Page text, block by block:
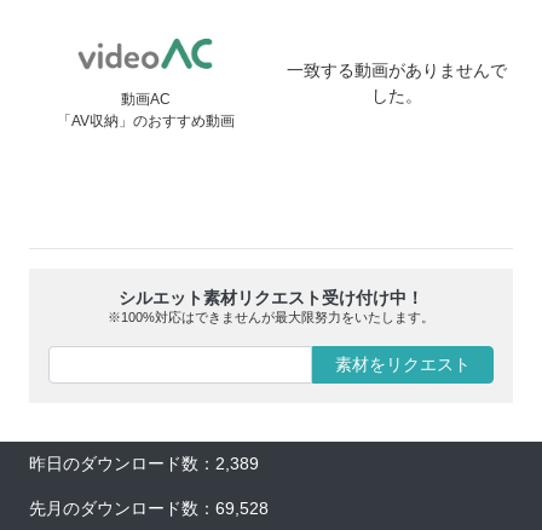
動画AC
「AV収納」のおすすめ動画
一致する動画がありませんで
した。
シルエット素材リクエスト受け付け中！
※100%対応はできませんが最大限努力をいたします。
素材をリクエスト
昨日のダウンロード数：2,389
先月のダウンロード数：69,528